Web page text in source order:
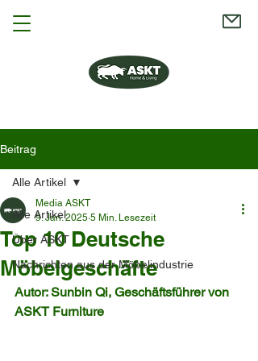
Beitrag
Alle Artikel
Über ASKT
Nachrichten aus der Möbelindustrie
Alle Artikel
Top 10 Deutsche
Möbelgeschäfte
Media ASKT
9. Jan. 2025 5 Min. Lesezeit
Autor: Sunbin Qi, Geschäftsführer von
ASKT Furniture